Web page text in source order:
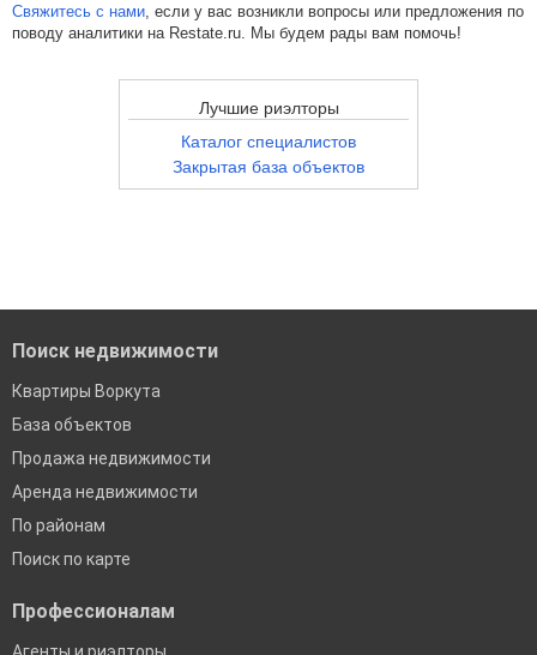
Свяжитесь с нами, если у вас возникли вопросы или предложения по
поводу аналитики на Restate.ru. Мы будем рады вам помочь!
Лучшие риэлторы
Каталог специалистов
Закрытая база объектов
Поиск недвижимости
Квартиры Воркута
База объектов
Продажа недвижимости
Аренда недвижимости
По районам
Поиск по карте
Профессионалам